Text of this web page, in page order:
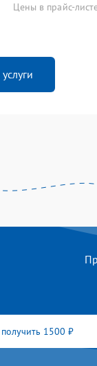
Цены в прайс-
1500 ₽